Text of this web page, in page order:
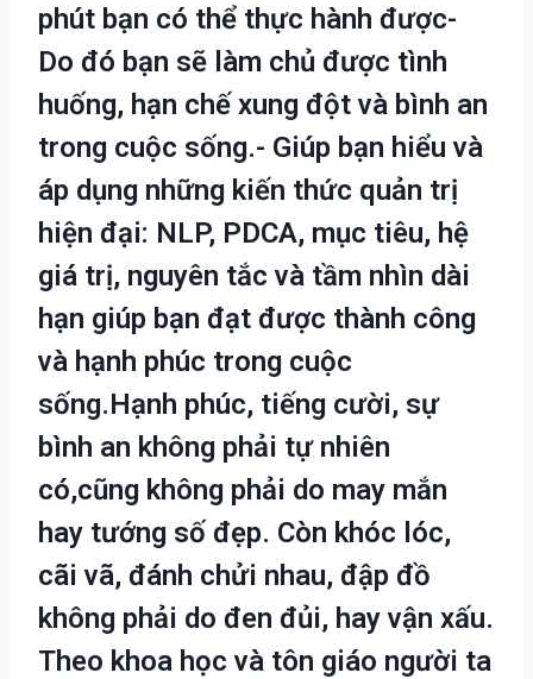
phút bạn có thể thực hành được-
Do đó bạn sẽ làm chủ được tình
huống, hạn chế xung đột và bình an
trong cuộc sống.- Giúp bạn hiểu và
áp dụng những kiến thức quản trị
hiện đại: NLP, PDCA, mục tiêu, hệ
giá trị, nguyên tắc và tầm nhìn dài
hạn giúp bạn đạt được thành công
và hạnh phúc trong cuộc
sống.Hạnh phúc, tiếng cười, sự
bình an không phải tự nhiên
có,cũng không phải do may mắn
hay tướng số đẹp. Còn khóc lóc,
cãi vã, đánh chửi nhau, đập đồ
không phải do đen đủi, hay vận xấu.
Theo khoa học và tôn giáo người ta